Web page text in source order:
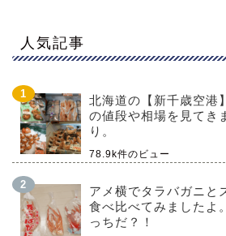
人気記事
北海道の【新千歳空港
の値段や相場を見てき
り。
78.9k件のビュー
アメ横でタラバガニと
食べ比べてみましたよ
っちだ？！